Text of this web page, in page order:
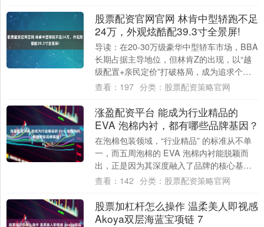
股票配资官网官网 林肯中型轿跑不足
24万，外观炫酷配39.3寸全景屏!
导读：在20-30万级豪华中型轿车市场，BBA
长期占据主导地位，但林肯Z的出现，以“越
级配置+亲民定价”打破格局，成为追求个性
与豪华的年轻消费者、注重舒适与实用....
查看： 197 分类： 股票配资策略官网
涨盈配资平台 能成为行业精品的
EVA 泡棉内衬，都有哪些品牌基因？
在泡棉包装领域，“行业精品” 的标准从不单
一，而五周泡棉的 EVA 泡棉内衬能脱颖而
出，正是因为其深度融入了品牌的核心基因
——“诚信” 与 “专注”。这两种基....
查看： 142 分类： 股票配资策略官网
股票加杠杆怎么操作 温柔美人即视感
Akoya双层海蓝宝项链 7